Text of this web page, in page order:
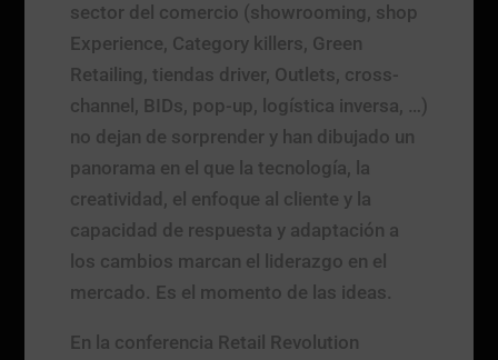
sector del comercio (showrooming, shop
Experience, Category killers, Green
Retailing, tiendas driver, Outlets, cross-
channel, BIDs, pop-up, logística inversa, …)
no dejan de sorprender y han dibujado un
panorama en el que la tecnología, la
creatividad, el enfoque al cliente y la
capacidad de respuesta y adaptación a
los cambios marcan el liderazgo en el
mercado. Es el momento de las ideas.
En la conferencia Retail Revolution